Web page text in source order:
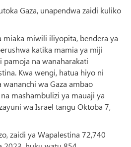
Gaza, unapendwa zaidi kuliko
miaka miwili iliyopita, bendera ya
katika mamia ya miji
na wanaharakati
Kwa wengi, hatua hiyo ni
wa Gaza ambao
mashambulizi ya mauaji ya
wa Israel tangu Oktoba 7,
zaidi ya Wapalestina 72,740